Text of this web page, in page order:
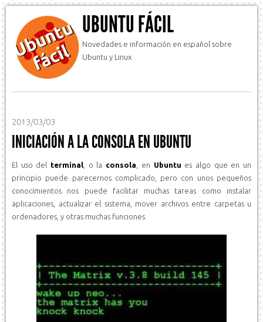
UBUNTU FÁCIL
Novedades e información en español sobre
Ubuntu y Linux
2013/03/03
INICIACIÓN A LA CONSOLA EN UBUNTU
El uso del terminal , o la consola , en Ubuntu es algo que en un
principio puede parecernos complicado, pero con unos pequeños
conocimientos nos puede facilitar muchas tareas como instalar
aplicaciones, actualizar el sistema, mover archivos entre carpetas u
ordenadores, y otras muchas funciones.